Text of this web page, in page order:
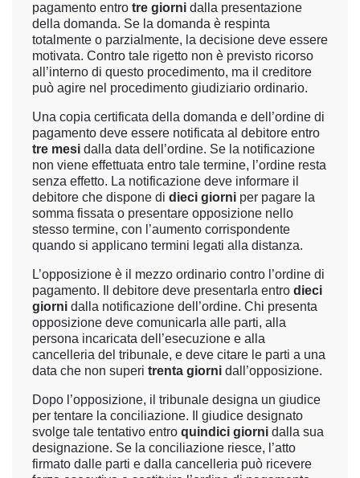
pagamento entro tre giorni dalla presentazione
della domanda. Se la domanda è respinta
totalmente o parzialmente, la decisione deve essere
motivata. Contro tale rigetto non è previsto ricorso
all’interno di questo procedimento, ma il creditore
può agire nel procedimento giudiziario ordinario.
Una copia certificata della domanda e dell’ordine di
pagamento deve essere notificata al debitore entro
tre mesi dalla data dell’ordine. Se la notificazione
non viene effettuata entro tale termine, l’ordine resta
senza effetto. La notificazione deve informare il
debitore che dispone di dieci giorni per pagare la
somma fissata o presentare opposizione nello
stesso termine, con l’aumento corrispondente
quando si applicano termini legati alla distanza.
L’opposizione è il mezzo ordinario contro l’ordine di
pagamento. Il debitore deve presentarla entro dieci
giorni dalla notificazione dell’ordine. Chi presenta
opposizione deve comunicarla alle parti, alla
persona incaricata dell’esecuzione e alla
cancelleria del tribunale, e deve citare le parti a una
data che non superi trenta giorni dall’opposizione.
Dopo l’opposizione, il tribunale designa un giudice
per tentare la conciliazione. Il giudice designato
svolge tale tentativo entro quindici giorni dalla sua
designazione. Se la conciliazione riesce, l’atto
firmato dalle parti e dalla cancelleria può ricevere